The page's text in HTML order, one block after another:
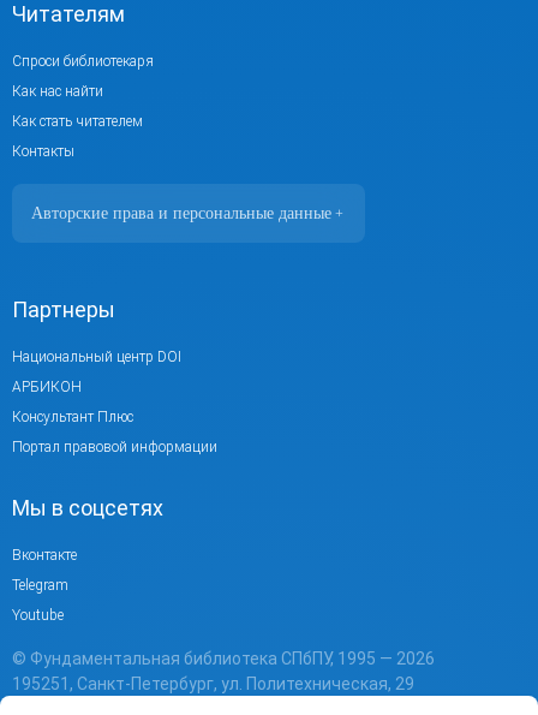
Читателям
Спроси библиотекаря
Как нас найти
Как стать читателем
Контакты
Авторские права и персональные данные +
о персональных данных. Согласно
ст. 152.1 ГК РФ «Охрана изображения
гражданина», все фотоматериалы являются
объектами авторского права.
Их копирование и дальнейшее
правообладателя запрещено.
При использовании материалов портала
активная ссылка на источник обязательна.
Партнеры
Национальный центр DOI
АРБИКОН
Консультант Плюс
Портал правовой информации
Мы в соцсетях
Вконтакте
Telegram
Youtube
© Фундаментальная библиотека СПбПУ, 1995 — 2026
195251, Санкт-Петербург, ул. Политехническая, 29